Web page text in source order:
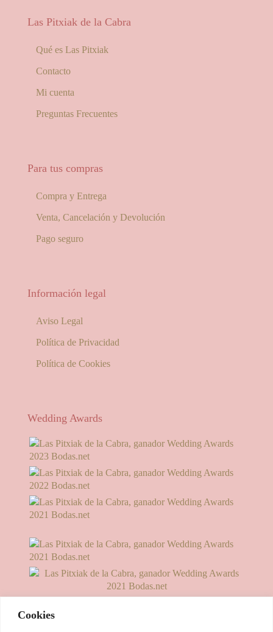
Cookies
Las Pitxiak de la Cabra
Qué es Las Pitxiak
Contacto
Mi cuenta
Preguntas Frecuentes
Para tus compras
Compra y Entrega
Venta, Cancelación y Devolución
Pago seguro
Información legal
Aviso Legal
Política de Privacidad
Política de Cookies
Wedding Awards